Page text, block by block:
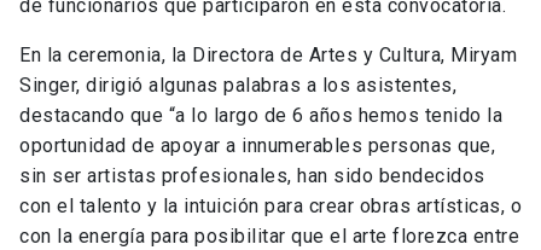
de funcionarios que participaron en esta convocatoria.
En la ceremonia, la Directora de Artes y Cultura, Miryam
Singer, dirigió algunas palabras a los asistentes,
destacando que “a lo largo de 6 años hemos tenido la
oportunidad de apoyar a innumerables personas que,
sin ser artistas profesionales, han sido bendecidos
con el talento y la intuición para crear obras artísticas, o
con la energía para posibilitar que el arte florezca entre